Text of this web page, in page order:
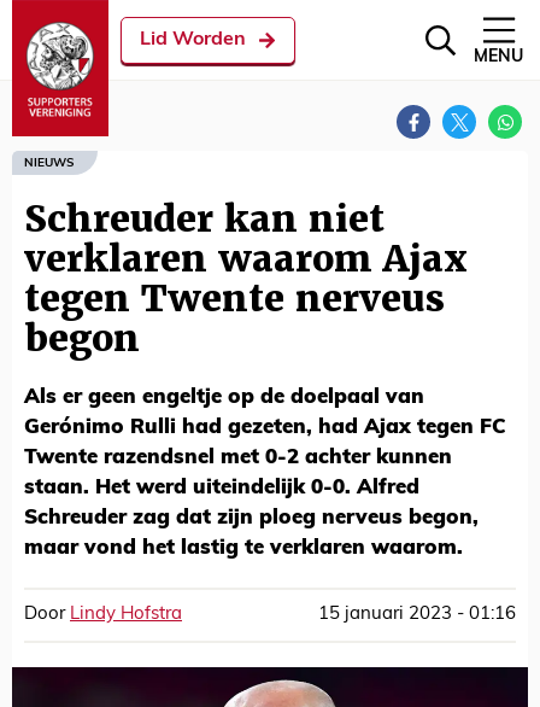
Lid Worden
MENU
NIEUWS
Schreuder kan niet
verklaren waarom Ajax
tegen Twente nerveus
begon
Als er geen engeltje op de doelpaal van
Gerónimo Rulli had gezeten, had Ajax tegen FC
Twente razendsnel met 0-2 achter kunnen
staan. Het werd uiteindelijk 0-0. Alfred
Schreuder zag dat zijn ploeg nerveus begon,
maar vond het lastig te verklaren waarom.
Door Lindy Hofstra 15 januari 2023 - 01:16